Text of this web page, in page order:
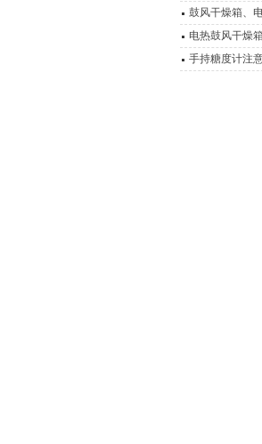
度计 OR
鼓风干燥箱、
技术 性能特点
电热鼓风干燥
手持糖度计注